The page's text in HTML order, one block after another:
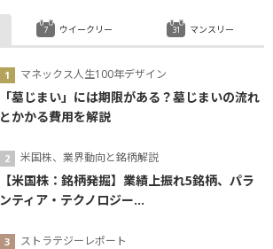
マネックス人生100年デザイン
「墓じまい」には期限がある？墓じまいの流れ
とかかる費用を解説
米国株、業界動向と銘柄解説
【米国株：銘柄発掘】業績上振れ5銘柄、パラ
ンティア・テクノロジー...
ストラテジーレポート
ウイークリー マンスリー